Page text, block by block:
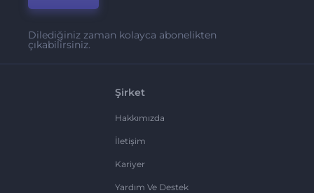
Dilediğiniz zaman kolayca abonelikten
çıkabilirsiniz.
Şirket
Hakkımızda
İletişim
Kariyer
Yardım Ve Destek